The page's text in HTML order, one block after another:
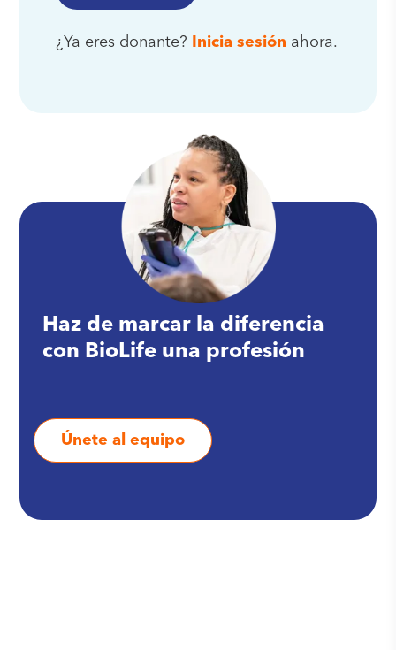
¿Ya eres donante? Inicia sesión ahora.
Haz de marcar la diferencia
con BioLife una profesión
Únete al equipo